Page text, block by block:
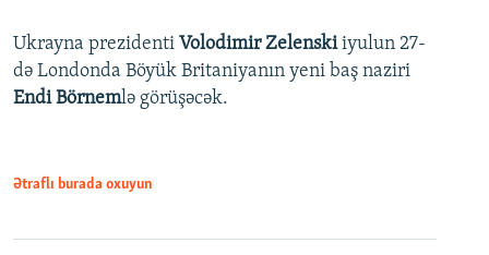
Ukrayna prezidenti Volodimir Zelenskiiyulun 27-
də Londonda Böyük Britaniyanın yeni baş naziri
Endi Börnemlə görüşəcək.
Ətraflı burada oxuyun